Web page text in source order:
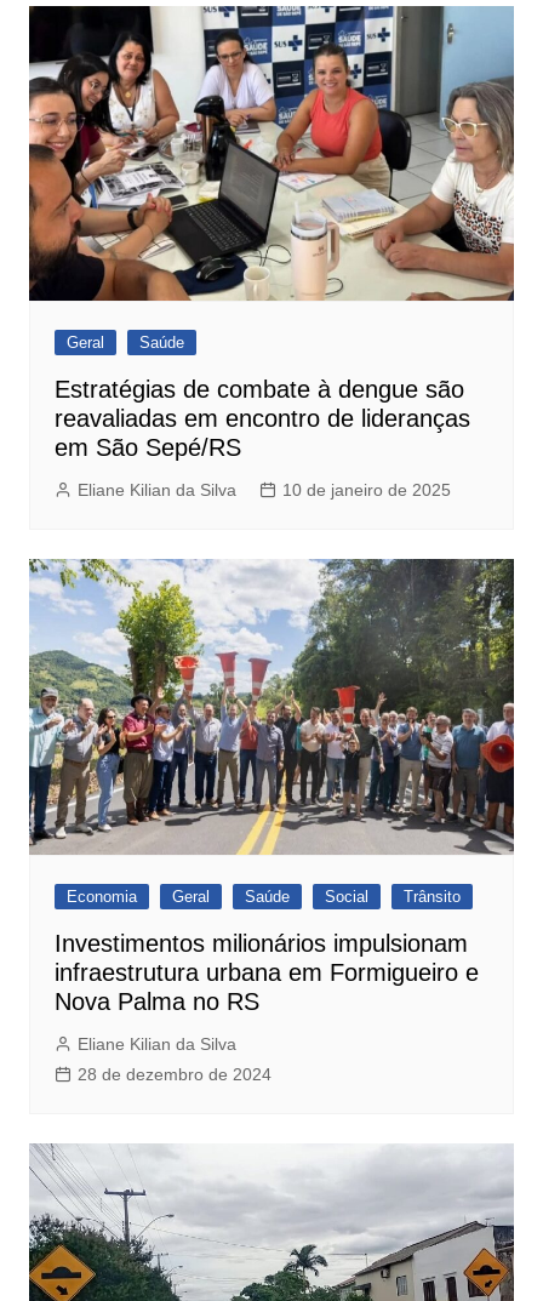
Geral Saúde
Estratégias de combate à dengue são
reavaliadas em encontro de lideranças
em São Sepé/RS
Eliane Kilian da Silva 10 de janeiro de 2025
Economia Geral Saúde Social Trânsito
Investimentos milionários impulsionam
infraestrutura urbana em Formigueiro e
Nova Palma no RS
Eliane Kilian da Silva
28 de dezembro de 2024